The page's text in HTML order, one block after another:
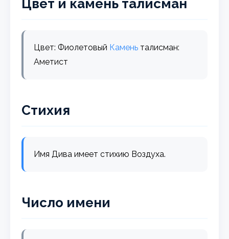
Цвет и камень талисман
Цвет: Фиолетовый Камень талисман:
Аметист
Стихия
Имя Дива имеет стихию Воздуха.
Число имени